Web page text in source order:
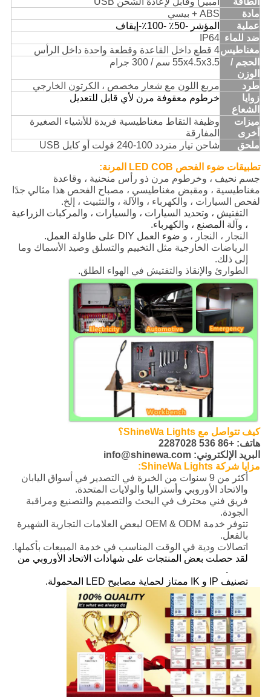
مادة
ABS + بيسي
عملية
المؤشر -50٪ -100٪-إيقاف
ضد للماء IP64
مغناطيس4 قطع داخل القاعدة وقطعة واحدة داخل الرأس
الحجم /
الوزن
55x4.5x3.5 سم / 300 جرام
طرد
مربع اللون مع شعار مخصص ، الكرتون الخارجي
زوايا
الشعاع
خرطوم معقوفة مرن لأي قابل للتعديل
ميزات
أخرى
وظيفة التقاط مغناطيسية فريدة للأشياء الصغيرة
المفارقة
ملحق
شاحن تيار متردد 100-240 فولت أو كابل USB
تطبيقات ضوء الفحص LED COB المرنة:
جسم نحيف ، وخرطوم مرن ذو رأس منحنية ، وقاعدة
مغناطيسية ، ومقبض مغناطيسي ، مصباح الفحص هذا مثالي جدًا
لفحص السيارات ، والكهرباء ، والآلة ، والتثبيت ، إلخ.
التفتيش ، وتحديد السيارات ، والسيارات ، والمركبات الزراعية
، وآلة المصنع ، والكهرباء.
النجار ، النجار ، و ضوء العمل DIY على طاولة العمل.
الرياضات الخارجية مثل التخييم والتسلق وصيد الأسماك وما
إلى ذلك.
الطوارئ والإنقاذ والتفتيش في الهواء الطلق.
كيف تتواصل مع ShineWa Lights؟
هاتف: +86 536 2287028
البريد الإلكتروني: info@shinewa.com
مزايا شركة ShineWa Lights:
أكثر من 9 سنوات من الخبرة في التصدير في أسواق اليابان
والاتحاد الأوروبي وأستراليا والولايات المتحدة.
فريق فني محترف في البحث والتصميم والتصنيع ومراقبة
الجودة.
تتوفر خدمة OEM & ODM لبعض العلامات التجارية الشهيرة
بالفعل.
اتصالات ودية في الوقت المناسب في خدمة المبيعات بأكملها.
لقد حصلت بعض المنتجات على شهادات الاتحاد الأوروبي من
تصنيف IP و IK ممتاز لحماية مصابيح LED المحمولة.